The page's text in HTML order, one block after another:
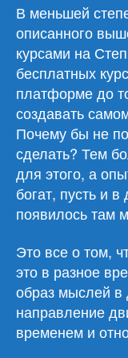
В меньшей
описанного
курсами на
бесплатных
платформе до
создавать
Почему бы не
сделать? Тем
для этого, а
богат, пусть и
появилось там
Это все о том,
это в разное
образ мыслей в
направление
временем и